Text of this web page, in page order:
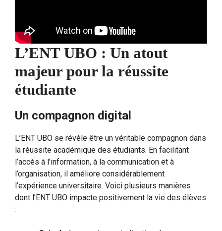
L’ENT UBO : Un atout
majeur pour la réussite
étudiante
Un compagnon digital
L’ENT UBO se révèle être un véritable compagnon dans
la réussite académique des étudiants. En facilitant
l’accès à l’information, à la communication et à
l’organisation, il améliore considérablement
l’expérience universitaire. Voici plusieurs manières
dont l’ENT UBO impacte positivement la vie des élèves
: